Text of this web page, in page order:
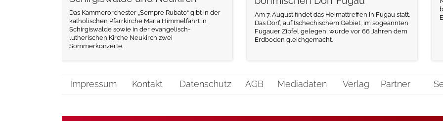
Das Kammerorchester „Sempre Rubato“ gibt in der
katholischen Pfarrkirche Mariä Himmelfahrt in
Schirgiswalde sowie in der evangelisch-
lutherischen Kirche Neukirch zwei
Sommerkonzerte.
Am 7. August findet das Heimattreffen in Fugau statt.
Das Dorf, auf tschechischem Gebiet, im sogeannten
Fugauer Zipfel gelegen, wurde vor 66 Jahren dem
Erdboden gleichgemacht.
Impressum Kontakt Datenschutz AGB Mediadaten Verlag Partner